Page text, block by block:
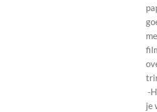
-
je